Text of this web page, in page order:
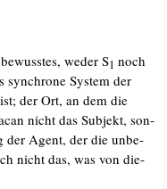
weder S1 noch
syn­chro­ne Sys­tem der
der Ort, an dem die
nicht das Sub­jekt, son­
der Agent, der die unbe­
nicht das, was von die­